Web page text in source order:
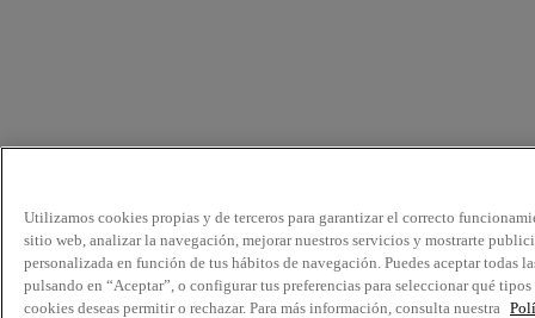
Utilizamos cookies propias y de terceros para garantizar el correcto
sitio web, analizar la navegación, mejorar nuestros servicios y mostrarte
personalizada en función de tus hábitos de navegación. Puedes aceptar todas
pulsando en “Aceptar”, o configurar tus preferencias para seleccionar qué tipos
cookies deseas permitir o rechazar. Para más información, consulta nuestra